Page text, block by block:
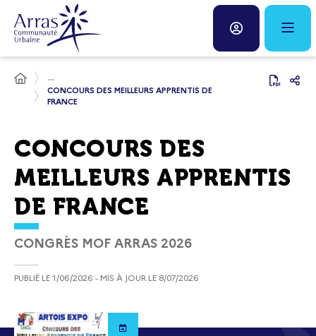
Panneau de gestion des cookies
...
CONCOURS DES MEILLEURS APPRENTIS DE
FRANCE
CONCOURS DES
MEILLEURS APPRENTIS
DE FRANCE
CONGRÈS MOF ARRAS 2026
PUBLIÉ LE 1/06/2026 - MIS À JOUR LE 8/07/2026
Fenêtre
de
chat